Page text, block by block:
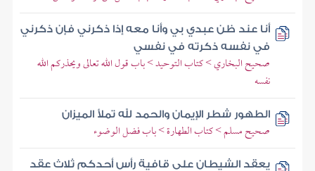
أنا عند ظن عبدي بي وأنا معه إذا ذكرني فإن ذكرني
في نفسه ذكرته في نفسي
صحيح البخاري > كتاب التوحيد > باب قول الله تعالى ويحذركم الله
نفسه
الطهور شطر الإيمان والحمد لله تملأ الميزان
صحيح مسلم > كتاب الطهارة > باب فضل الوضوء
يعقد الشيطان على قافية رأس أحدكم ثلاث عقد